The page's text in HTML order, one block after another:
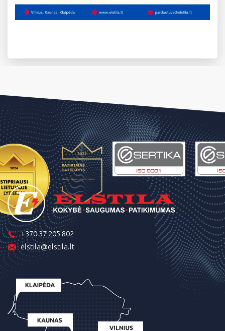
+370 37 205 802
elstila@elstila.lt